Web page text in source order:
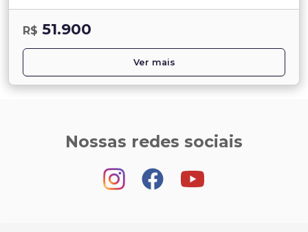
R$ 51.900
Ver mais
Nossas redes sociais